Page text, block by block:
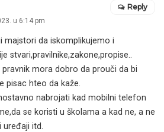
u 6:14 pm
majstori da iskomplikujemo i
stvari,pravilnike,zakone,propise..
pravnik mora dobro da prouči da bi
pisac hteo da kaže.
nabrojati kad mobilni telefon
se koristi u školama a kad ne, a ne
uređaji itd.
Reply